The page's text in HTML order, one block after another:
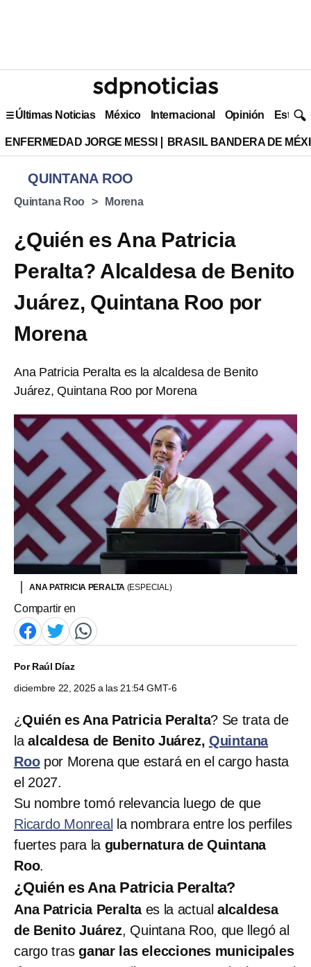
Últimas Noticias México Internacional Opinión Estilo
ENFERMEDAD JORGE MESSI BRASIL BANDERA DE
QUINTANA ROO
Quintana Roo Morena
¿Quién es Ana Patricia
Peralta? Alcaldesa de Benito
Juárez, Quintana Roo por
Morena
Ana Patricia Peralta es la alcaldesa de Benito
Juárez, Quintana Roo por Morena
ANA PATRICIA PERALTA (ESPECIAL)
Compartir en
PorRaúl Díaz
diciembre 22, 2025 a las 21:54 GMT-6
¿Quién es Ana Patricia Peralta? Se trata de
la alcaldesa de Benito Juárez, Quintana
Roopor Morena que estará en el cargo hasta
el 2027.
Su nombre tomó relevancia luego de que
Ricardo Monreal la nombrara entre los perfiles
fuertes para la gubernatura de Quintana
Roo.
¿Quién es Ana Patricia Peralta?
Ana Patricia Peraltaes la actual alcaldesa
de Benito Juárez, Quintana Roo, que llegó al
cargo trasganar las elecciones municipales